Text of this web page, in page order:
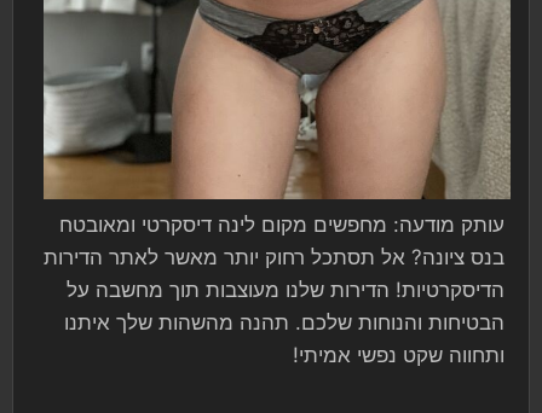
עותק מודעה: מחפשים מקום לינה דיסקרטי ומאובטח
בנס ציונה? אל תסתכל רחוק יותר מאשר לאתר הדירות
הדיסקרטיות! הדירות שלנו מעוצבות תוך מחשבה על
הבטיחות והנוחות שלכם. תהנה מהשהות שלך איתנו
ותחווה שקט נפשי אמיתי!